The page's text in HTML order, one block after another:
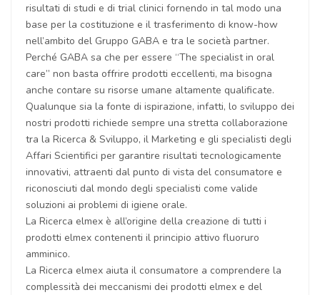
risultati di studi e di trial clinici fornendo in tal modo una
base per la costituzione e il trasferimento di know-how
nell’ambito del Gruppo GABA e tra le società partner.
Perché GABA sa che per essere “The specialist in oral
care” non basta offrire prodotti eccellenti, ma bisogna
anche contare su risorse umane altamente qualificate.
Qualunque sia la fonte di ispirazione, infatti, lo sviluppo dei
nostri prodotti richiede sempre una stretta collaborazione
tra la Ricerca & Sviluppo, il Marketing e gli specialisti degli
Affari Scientifici per garantire risultati tecnologicamente
innovativi, attraenti dal punto di vista del consumatore e
riconosciuti dal mondo degli specialisti come valide
soluzioni ai problemi di igiene orale.
La Ricerca elmex è all’origine della creazione di tutti i
prodotti elmex contenenti il principio attivo fluoruro
amminico.
La Ricerca elmex aiuta il consumatore a comprendere la
complessità dei meccanismi dei prodotti elmex e del